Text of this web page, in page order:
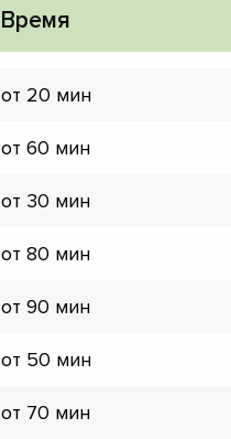
Время
от 20 мин
от 60 мин
от 30 мин
от 80 мин
от 90 мин
от 50 мин
от 70 мин